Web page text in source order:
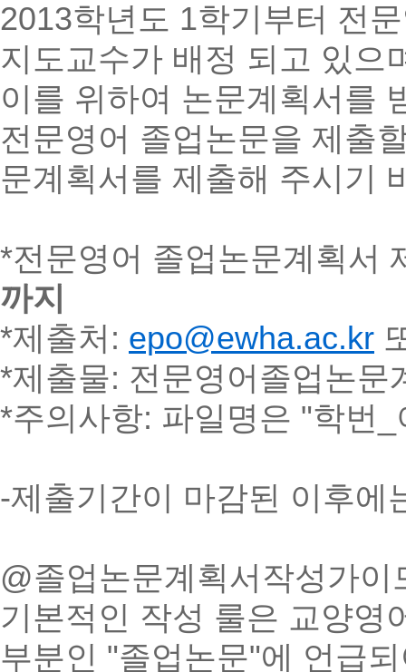
2013학년도 1학기부터 전
지도교수가 배정 되고 있으
이를 위하여 논문계획서를
전문영어 졸업논문을 제출
문계획서를 제출해 주시기
*전문영어 졸업논문계획서
까지
*제출처: epo@ewha.ac.kr
*제출물: 전문영어졸업논문
*주의사항: 파일명은 "학번
-제출기간이 마감된 이후에
@졸업논문계획서작성가이
기본적인 작성 룰은 교양영
부분인 "졸업논문"에 언급